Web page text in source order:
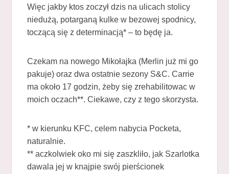
Więc jakby ktos zoczył dzis na ulicach stolicy
niedużą, potarganą kulke w bezowej spodnicy,
toczącą się z determinacją* – to będę ja.
Czekam na nowego Mikołajka (Merlin już mi go
pakuje) oraz dwa ostatnie sezony S&C. Carrie
ma około 17 godzin, żeby się zrehabilitowac w
moich oczach**. Ciekawe, czy z tego skorzysta.
* w kierunku KFC, celem nabycia Pocketa,
naturalnie.
** aczkolwiek oko mi się zaszkliło, jak Szarlotka
dawala jej w knajpie swój pierścionek